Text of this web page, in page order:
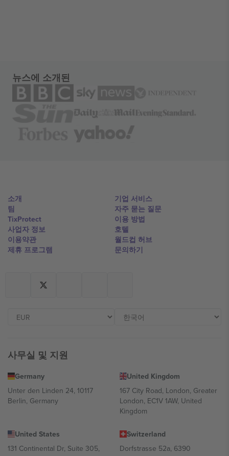
뉴스에 소개된
소개
팀
TixProtect
사업자 정보
이용약관
제휴 프로그램
기업 서비스
자주 묻는 질문
이용 방법
호텔
월드컵 허브
문의하기
사무실 및 지원
Germany
Unter den Linden 24, 10117
Berlin, Germany
United Kingdom
167 City Road, London, Greater
London, EC1V 1AW, United
Kingdom
United States
131 Continental Dr, Suite 305,
Switzerland
Dorfstrasse 52a, 6390